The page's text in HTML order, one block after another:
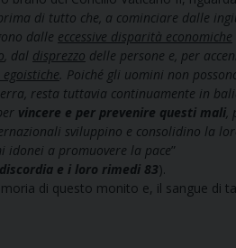
di tutto che, a cominciare dalle
dalle eccessive disparità economiche
, dal disprezzo delle persone e, per
. Poiché gli uomini non
resta tuttavia continuamente in
vincere e per prevenire questi mali
sviluppino e consolidino la
idonei a promuovere la pace”
e i loro rimedi 83).
di questo monito e, il sangue di